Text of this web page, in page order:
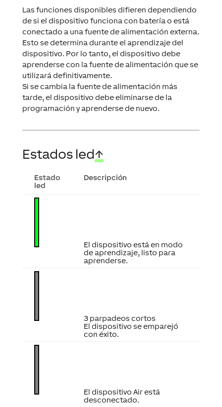
Las funciones disponibles difieren dependiendo
de si el dispositivo funciona con batería o está
conectado a una fuente de alimentación externa.
Esto se determina durante el aprendizaje del
dispositivo. Por lo tanto, el dispositivo debe
aprenderse con la fuente de alimentación que se
utilizará definitivamente.
Si se cambia la fuente de alimentación más
tarde, el dispositivo debe eliminarse de la
programación y aprenderse de nuevo.
Estados led↑
Estado
led
Descripción
El dispositivo está en modo
de aprendizaje, listo para
aprenderse.
3 parpadeos cortos
El dispositivo se emparejó
con éxito.
El dispositivo Air está
desconectado.